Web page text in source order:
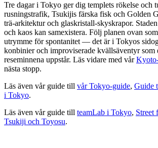
Tre dagar i Tokyo ger dig templets rökelse och
rusningstrafik, Tsukijis färska fisk och Golden
trä-arkitektur och glaskristall-skyskrapor.
och kaos kan samexistera. Följ planen ovan
utrymme för spontanitet — det är i Tokyos
konbinier och improviserade kvällsäventyr som
reseminnena uppstår. Läs vidare med vår
nästa stopp.
Läs även vår guide till vår Tokyo-guide, Guide
i Tokyo.
Läs även vår guide till teamLab i Tokyo, Street
Tsukiji och Toyosu.